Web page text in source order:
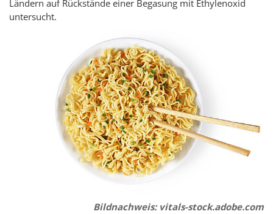
Ländern auf Rückstände einer Begasung mit Ethylenoxid
untersucht.
Bildnachweis: vitals-stock.adobe.com